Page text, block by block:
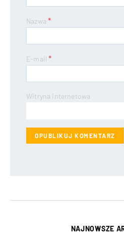
Nazwa*
E-mail*
Witryna internetowa
NAJNOWSZE